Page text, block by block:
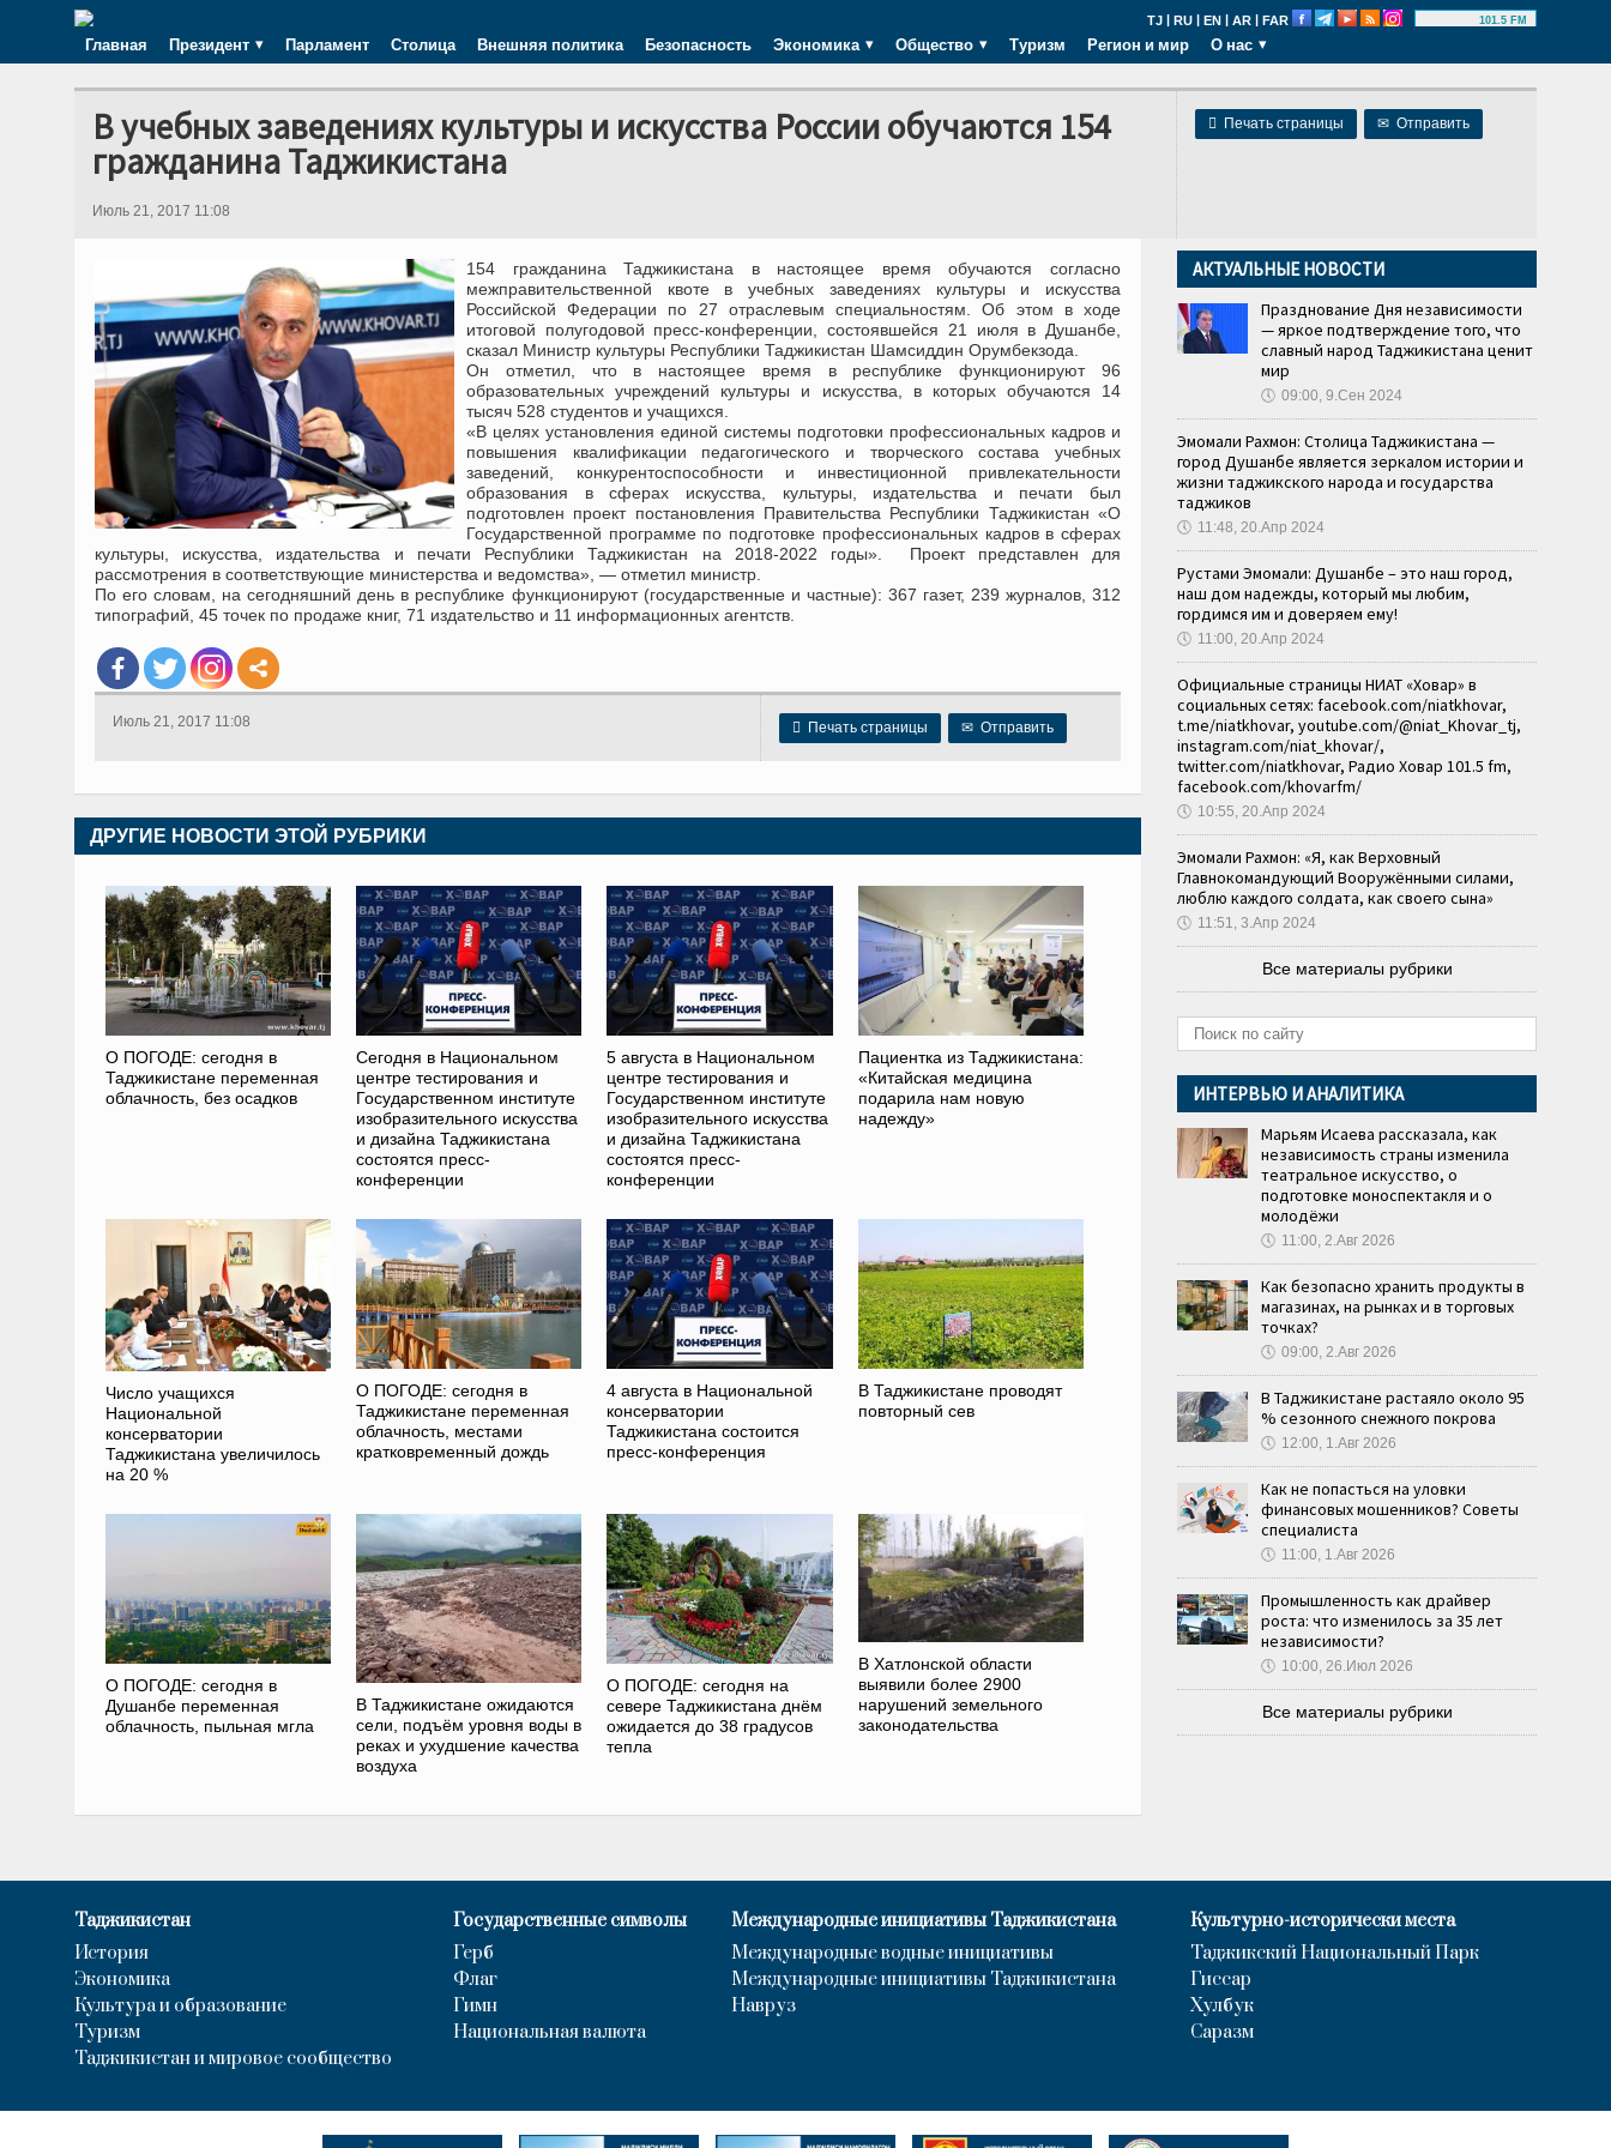
TJ | RU | EN | AR | FAR 101.5 FM
Главная Президент Парламент Столица Внешняя политика Безопасность Экономика Общество Туризм Регион и мир О нас
 Печать страницы ✉ Отправить
В учебных заведениях культуры и искусства России обучаются 154
гражданина Таджикистана
Июль 21, 2017 11:08
154 гражданина Таджикистана в настоящее время обучаются согласно
межправительственной квоте в учебных заведениях культуры и искусства
Российской Федерации по 27 отраслевым специальностям. Об этом в ходе
итоговой полугодовой пресс-конференции, состоявшейся 21 июля в Душанбе,
сказал Министр культуры Республики Таджикистан Шамсиддин Орумбекзода.
Он отметил, что в настоящее время в республике функционируют 96
образовательных учреждений культуры и искусства, в которых обучаются 14
тысяч 528 студентов и учащихся.
«В целях установления единой системы подготовки профессиональных кадров и
повышения квалификации педагогического и творческого состава учебных
заведений, конкурентоспособности и инвестиционной привлекательности
образования в сферах искусства, культуры, издательства и печати был
подготовлен проект постановления Правительства Республики Таджикистан «О
Государственной программе по подготовке профессиональных кадров в сферах
культуры, искусства, издательства и печати Республики Таджикистан на 2018-2022 годы». Проект представлен для
рассмотрения в соответствующие министерства и ведомства», — отметил министр.
По его словам, на сегодняшний день в республике функционируют (государственные и частные): 367 газет, 239 журналов, 312
типографий, 45 точек по продаже книг, 71 издательство и 11 информационных агентств.
 Печать страницы ✉ Отправить
Июль 21, 2017 11:08
ДРУГИЕ НОВОСТИ ЭТОЙ РУБРИКИ
О ПОГОДЕ: сегодня в
Таджикистане переменная
облачность, без осадков
Сегодня в Национальном
центре тестирования и
Государственном институте
изобразительного искусства
и дизайна Таджикистана
состоятся пресс-
конференции
5 августа в Национальном
центре тестирования и
Государственном институте
изобразительного искусства
и дизайна Таджикистана
состоятся пресс-
конференции
Пациентка из Таджикистана:
«Китайская медицина
подарила нам новую
надежду»
Число учащихся
Национальной
консерватории
Таджикистана увеличилось
на 20 %
О ПОГОДЕ: сегодня в
Таджикистане переменная
облачность, местами
кратковременный дождь
4 августа в Национальной
консерватории
Таджикистана состоится
пресс-конференция
В Таджикистане проводят
повторный сев
О ПОГОДЕ: сегодня в
Душанбе переменная
облачность, пыльная мгла
В Таджикистане ожидаются
сели, подъём уровня воды в
реках и ухудшение качества
воздуха
О ПОГОДЕ: сегодня на
севере Таджикистана днём
ожидается до 38 градусов
тепла
В Хатлонской области
выявили более 2900
нарушений земельного
законодательства
АКТУАЛЬНЫЕ НОВОСТИ
Празднование Дня независимости
— яркое подтверждение того, что
славный народ Таджикистана ценит
мир
🕔 09:00, 9.Сен 2024
Эмомали Рахмон: Столица Таджикистана —
город Душанбе является зеркалом истории и
жизни таджикского народа и государства
таджиков
🕔 11:48, 20.Апр 2024
Рустами Эмомали: Душанбе – это наш город,
наш дом надежды, который мы любим,
гордимся им и доверяем ему!
🕔 11:00, 20.Апр 2024
Официальные страницы НИАТ «Ховар» в
социальных сетях: facebook.com/niatkhovar,
t.me/niatkhovar, youtube.com/@niat_Khovar_tj,
instagram.com/niat_khovar/,
twitter.com/niatkhovar, Радио Ховар 101.5 fm,
facebook.com/khovarfm/
🕔 10:55, 20.Апр 2024
Эмомали Рахмон: «Я, как Верховный
Главнокомандующий Вооружёнными силами,
люблю каждого солдата, как своего сына»
🕔 11:51, 3.Апр 2024
Все материалы рубрики
ИНТЕРВЬЮ И АНАЛИТИКА
Марьям Исаева рассказала, как
независимость страны изменила
театральное искусство, о
подготовке моноспектакля и о
молодёжи
🕔 11:00, 2.Авг 2026
Как безопасно хранить продукты в
магазинах, на рынках и в торговых
точках?
🕔 09:00, 2.Авг 2026
В Таджикистане растаяло около 95
% сезонного снежного покрова
🕔 12:00, 1.Авг 2026
Как не попасться на уловки
финансовых мошенников? Советы
специалиста
🕔 11:00, 1.Авг 2026
Промышленность как драйвер
роста: что изменилось за 35 лет
независимости?
🕔 10:00, 26.Июл 2026
Все материалы рубрики
Таджикистан
История
Экономика
Культура и образование
Туризм
Таджикистан и мировое сообщество
Государственные символы
Герб
Флаг
Гимн
Национальная валюта
Международные инициативы Таджикистана
Международные водные инициативы
Международные инициативы Таджикистана
Навруз
Культурно-исторически места
Таджикский Национальный Парк
Гиссар
Хулбук
Саразм